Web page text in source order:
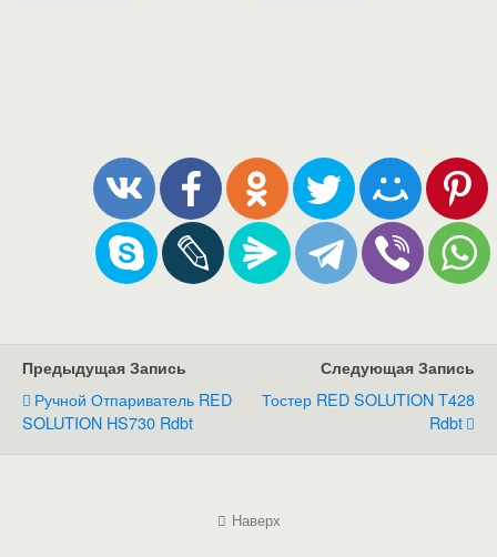
Предыдущая Запись
Ручной Отпариватель RED
SOLUTION HS730 Rdbt
Следующая Запись
Тостер RED SOLUTION T428
Rdbt
Наверх